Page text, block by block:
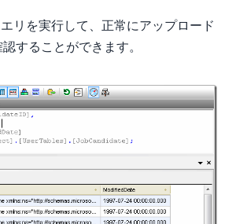
リを実行して、正常にアップロード
することができます。